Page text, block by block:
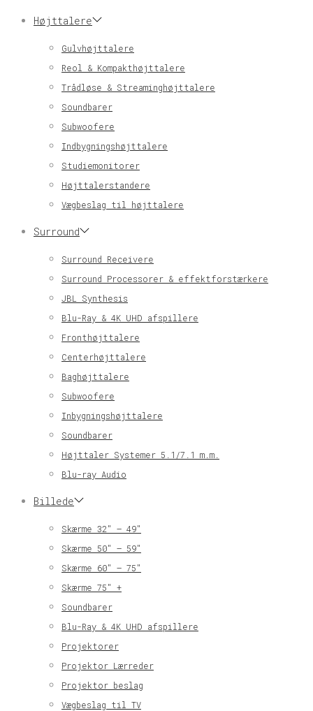
Højttalere
Gulvhøjttalere
Reol & Kompakthøjttalere
Trådløse & Streaminghøjttalere
Soundbarer
Subwoofere
Indbygningshøjttalere
Studiemonitorer
Højttalerstandere
Vægbeslag til højttalere
Surround
Surround Receivere
Surround Processorer & effektforstærkere
JBL Synthesis
Blu-Ray & 4K UHD afspillere
Fronthøjttalere
Centerhøjttalere
Baghøjttalere
Subwoofere
Inbygningshøjttalere
Soundbarer
Højttaler Systemer 5.1/7.1 m.m.
Blu-ray Audio
Billede
Skærme 32″ – 49″
Skærme 50″ – 59″
Skærme 60″ – 75″
Skærme 75″ +
Soundbarer
Blu-Ray & 4K UHD afspillere
Projektorer
Projektor Lærreder
Projektor beslag
Vægbeslag til TV